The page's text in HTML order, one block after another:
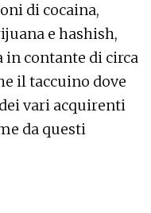
di cocaina,
e hashish,
in contante di circa
il taccuino dove
vari acquirenti
da questi